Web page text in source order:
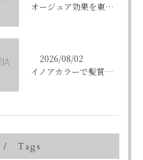
オージュア効果を東京都中央区銀座で実感する選び方と購入ポイント
2026/08/02
イノアカラーで髪質改善を叶える東京都中央区銀座の新しい髪色体験
Tags